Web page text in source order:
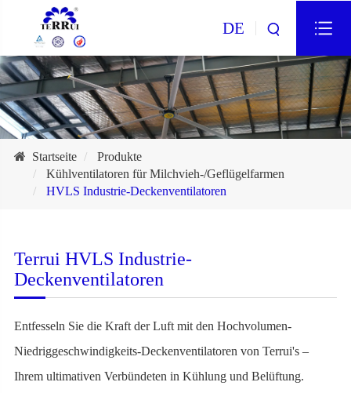
DE
Startseite
Produkte
Kühlventilatoren für Milchvieh-/Geflügelfarmen
HVLS Industrie-Deckenventilatoren
Terrui HVLS Industrie-
Deckenventilatoren
Entfesseln Sie die Kraft der Luft mit den Hochvolumen-
Niedriggeschwindigkeits-Deckenventilatoren von Terrui's –
Ihrem ultimativen Verbündeten in Kühlung und Belüftung.